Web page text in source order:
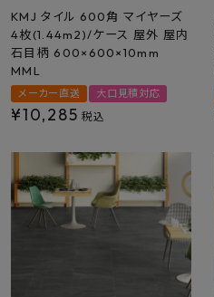
KMJ タイル 600角 マイヤーズ
4枚(1.44m2)/ケース 屋外 屋内
石目柄 600×600×10mm
MML
メーカー直送 大口見積対応
¥10,285 税込